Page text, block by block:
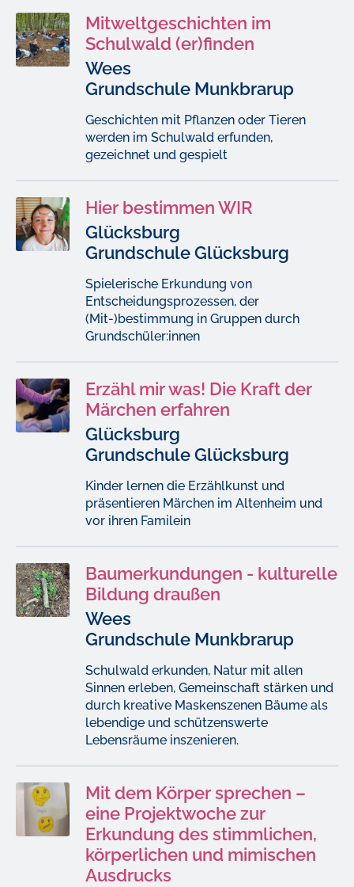
Mitweltgeschichten im
Schulwald (er)finden
Wees
Grundschule Munkbrarup
Geschichten mit Pflanzen oder Tieren
werden im Schulwald erfunden,
gezeichnet und gespielt
Hier bestimmen WIR
Glücksburg
Grundschule Glücksburg
Spielerische Erkundung von
Entscheidungsprozessen, der
(Mit-)bestimmung in Gruppen durch
Grundschüler:innen
Erzähl mir was! Die Kraft der
Märchen erfahren
Glücksburg
Grundschule Glücksburg
Kinder lernen die Erzählkunst und
präsentieren Märchen im Altenheim und
vor ihren Familein
Baumerkundungen - kulturelle
Bildung draußen
Wees
Grundschule Munkbrarup
Schulwald erkunden, Natur mit allen
Sinnen erleben, Gemeinschaft stärken und
durch kreative Maskenszenen Bäume als
lebendige und schützenswerte
Lebensräume inszenieren.
Mit dem Körper sprechen –
eine Projektwoche zur
Erkundung des stimmlichen,
körperlichen und mimischen
Ausdrucks